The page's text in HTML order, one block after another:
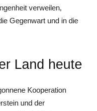
verweilen,
Gegenwart und in die
Land heute
Kooperation
und der